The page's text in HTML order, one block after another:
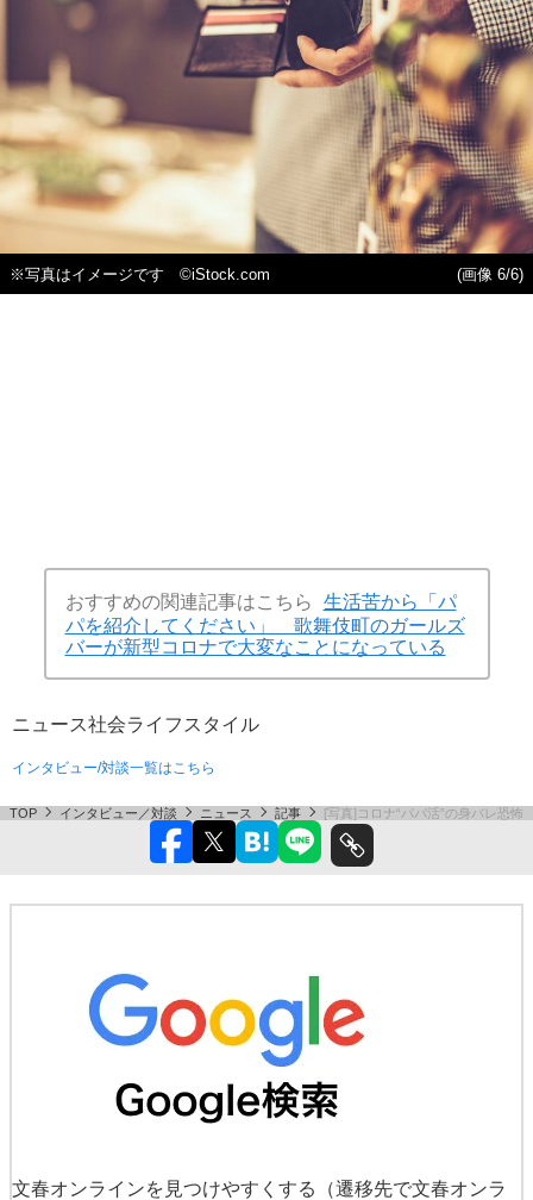
※写真はイメージです ©iStock.com (画像 6/6)
おすすめの関連記事はこちら
生活苦から「パ
パを紹介してください」 歌舞伎町のガールズ
バーが新型コロナで大変なことになっている
ニュース社会ライフスタイル
インタビュー/対談一覧はこちら
TOP インタビュー／対談 ニュース 記事 [写真]コロナ“パパ活”の身バレ恐
文春オンラインを見つけやすくする
（遷移先で文春オンラ